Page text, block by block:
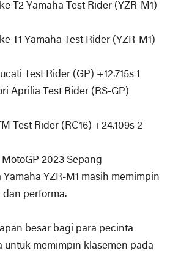
T2 Yamaha Test Rider (YZR-M1)
T1 Yamaha Test Rider (YZR-M1)
Test Rider (GP) +12.715s 1
Aprilia Test Rider (RS-GP)
Test Rider (RC16) +24.109s 2
2023 Sepang
YZR-M1 masih memimpin
performa.
besar bagi para pecinta
untuk memimpin klasemen pada